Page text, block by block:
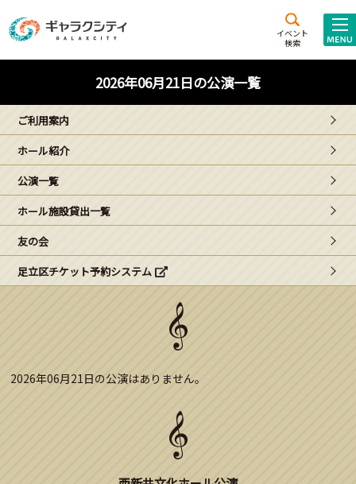
イベント
検索
施設案内
西新井
文化ホール
ギャラクシティとは
こどもみーてぃんぐ
Gがくえん
ブランドからのお知らせ
2026年06月21日の公演一覧
ご利用案内
ホール紹介
公演一覧
ホール施設貸出一覧
友の会
足立区チケット予約システム
2026年06月21日の公演はありません。